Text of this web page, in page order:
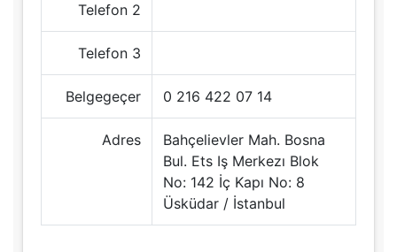
Telefon 2
Telefon 3
Belgegeçer 0 216 422 07 14
Adres
Bahçelievler Mah. Bosna
Bul. Ets Iş Merkezı Blok
No: 142 İç Kapı No: 8
Üsküdar / İstanbul